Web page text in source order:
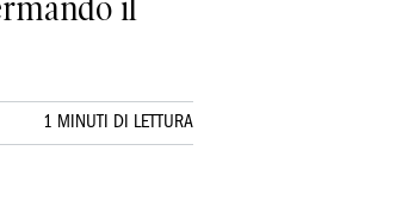
il
1 MINUTI DI LETTURA